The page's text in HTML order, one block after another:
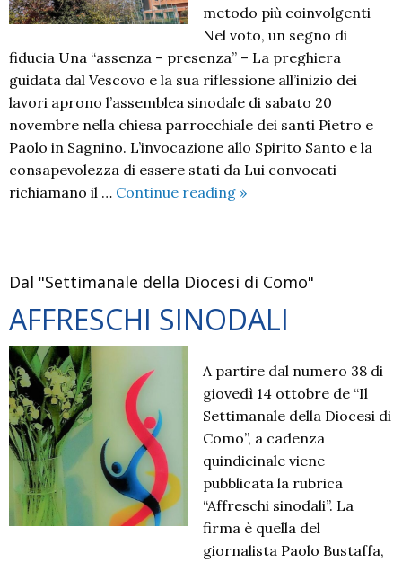
metodo più coinvolgenti
Nel voto, un segno di
fiducia Una “assenza – presenza” – La preghiera
guidata dal Vescovo e la sua riflessione all’inizio dei
lavori aprono l’assemblea sinodale di sabato 20
novembre nella chiesa parrocchiale dei santi Pietro e
Paolo in Sagnino. L’invocazione allo Spirito Santo e la
consapevolezza di essere stati da Lui convocati
richiamano il … Continue reading AFFRESCHI
»
Dal "Settimanale della Diocesi di Como"
AFFRESCHI SINODALI
A partire dal numero 38 di
giovedì 14 ottobre de “Il
Settimanale della Diocesi di
Como”, a cadenza
quindicinale viene
pubblicata la rubrica
“Affreschi sinodali”. La
firma è quella del
giornalista Paolo Bustaffa,